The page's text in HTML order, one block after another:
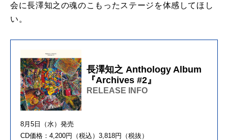
会に長澤知之の魂のこもったステージを体感してほし
い。
長澤知之 Anthology Album
『Archives #2』
RELEASE INFO
8月5日（水）発売
CD価格：4,200円（税込）3,818円（税抜）